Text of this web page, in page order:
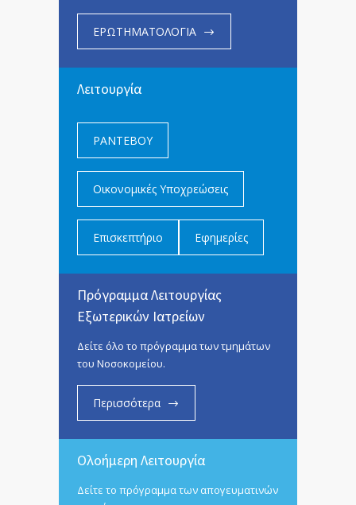
ΕΡΩΤΗΜΑΤΟΛΟΓΙΑ
Λειτουργία
ΡΑΝΤΕΒΟΥ
Οικονομικές Υποχρεώσεις
Επισκεπτήριο Εφημερίες
Πρόγραμμα Λειτουργίας
Εξωτερικών Ιατρείων
Δείτε όλο το πρόγραμμα των τμημάτων
του Νοσοκομείου.
Περισσότερα
Ολοήμερη Λειτουργία
Δείτε το πρόγραμμα των απογευματινών